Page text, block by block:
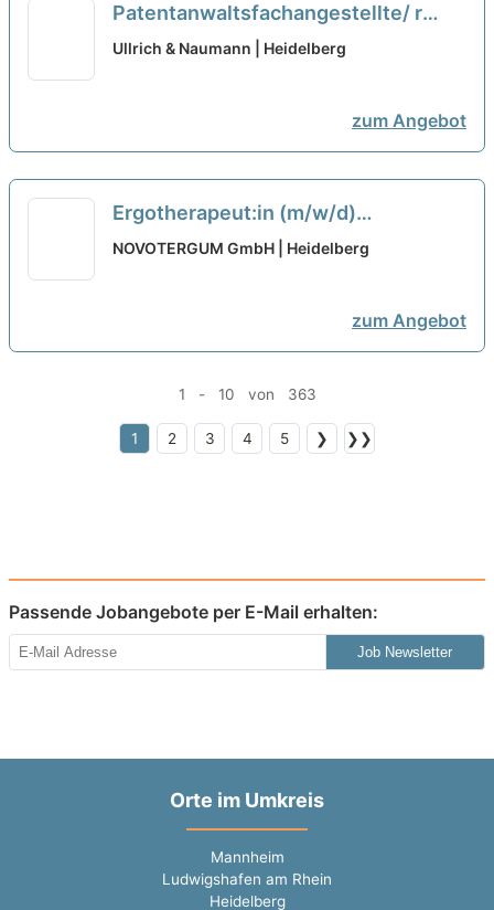
Patentanwaltsfachangestellte/ r
(m/w/d) oder
Ullrich & Naumann | Heidelberg
zum Angebot
Ergotherapeut:in (m/w/d)
Vollzeit/Teilzeit - 32 Tage Urlaub
NOVOTERGUM GmbH | Heidelberg
zum Angebot
1 - 10 von 363
1 2 3 4 5 ❯ ❯❯
Passende Jobangebote per E-Mail erhalten:
Job Newsletter
Orte im Umkreis
Mannheim
Ludwigshafen am Rhein
Heidelberg